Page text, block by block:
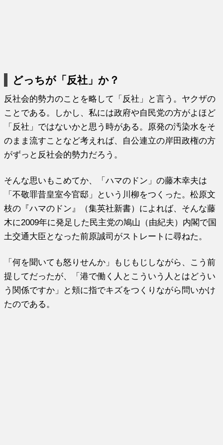
どっちが「反社」か？
反社会的勢力のことを略して「反社」と言う。ヤクザの
ことである。しかし、私には政府や自民党の方がよほど
「反社」ではないかと思う時がある。原発の汚染水をそ
のまま流すことなど考えれば、自公連立の岸田政権の方
がずっと反社会的勢力だろう。
そんな思いもこめてか、「ハマのドン」の藤木幸夫は
「不敬罪昔皇室今官邸」という川柳をつくった。松原文
枝の『ハマのドン』（集英社新書）によれば、そんな藤
木に2009年に発足した民主党の鳩山（由紀夫）内閣で国
土交通大臣となった前原誠司がストレートに尋ねた。
「何を聞いても怒りせんか」もじもじしながら、こう前
提してだったが、「港で働く人とこういう人とはどうい
う関係ですか」と頬に指でキズをつくりながら問いかけ
たのである。